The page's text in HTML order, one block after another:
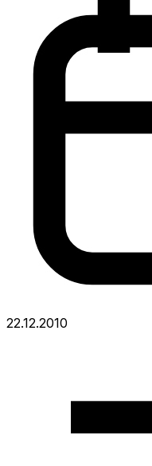
22.12.2010